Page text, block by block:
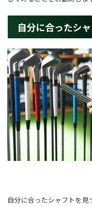
自分に合ったシ
自分に合ったシャフトを